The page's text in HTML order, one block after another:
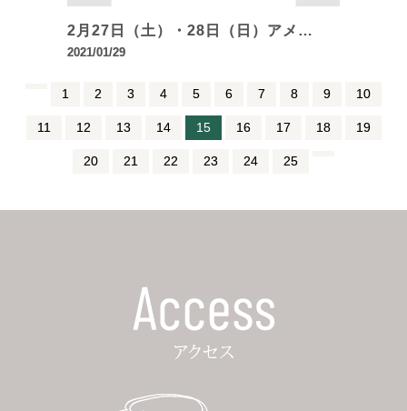
2月27日（土）・28日（日）アメ…
2021/01/29
1 2 3 4 5 6 7 8 9 10
11 12 13 14 15 16 17 18 19
20 21 22 23 24 25